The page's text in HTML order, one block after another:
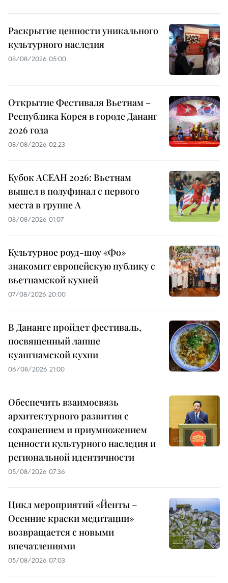
Раскрытие ценности уникального
культурного наследия
08/08/2026 05:00
Открытие Фестиваля Вьетнам –
Республика Корея в городе Дананг
2026 года
08/08/2026 02:23
Кубок АСЕАН 2026: Вьетнам
вышел в полуфинал с первого
места в группе A
08/08/2026 01:07
Культурное роуд-шоу «Фо»
знакомит европейскую публику с
вьетнамской кухней
07/08/2026 20:00
В Дананге пройдет фестиваль,
посвященный лапше
куангнамской кухни
06/08/2026 21:00
Обеспечить взаимосвязь
архитектурного развития с
сохранением и приумножением
ценности культурного наследия и
региональной идентичности
05/08/2026 07:36
Цикл мероприятий «Йенты –
Осенние краски медитации»
возвращается с новыми
впечатлениями
05/08/2026 07:03